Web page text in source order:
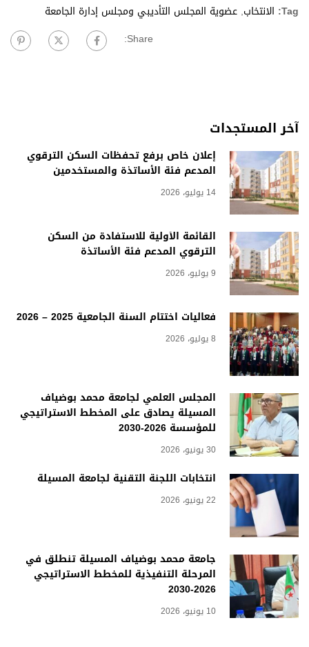
Tag: الانتخاب, عضوية المجلس التأديبي ومجلس إدارة الجامعة
Share:
آخر المستجدات
إعلان خاص برفع تحفظات السكن الترقوي
المدعم فئة الأساتذة والمستخدمين
14 يوليو، 2026
القائمة الأولية للاستفادة من السكن
الترقوي المدعم فئة الأساتذة
9 يوليو، 2026
فعاليات اختتام السنة الجامعية 2025 – 2026
8 يوليو، 2026
المجلس العلمي لجامعة محمد بوضياف
المسيلة يصادق على المخطط الاستراتيجي
للمؤسسة 2026-2030
30 يونيو، 2026
انتخابات اللجنة التقنية لجامعة المسيلة
22 يونيو، 2026
جامعة محمد بوضياف المسيلة تنطلق في
المرحلة التنفيذية للمخطط الاستراتيجي
2026-2030
10 يونيو، 2026